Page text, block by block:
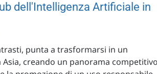
dell'Intelligenza Artificiale in
punta a trasformarsi in un
creando un panorama competitivo